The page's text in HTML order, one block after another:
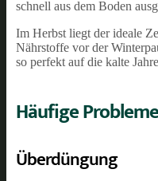
schnell aus dem Boden
Im Herbst liegt der ideale
Nährstoffe vor der
so perfekt auf die kalte
Häufige
Überdüngung